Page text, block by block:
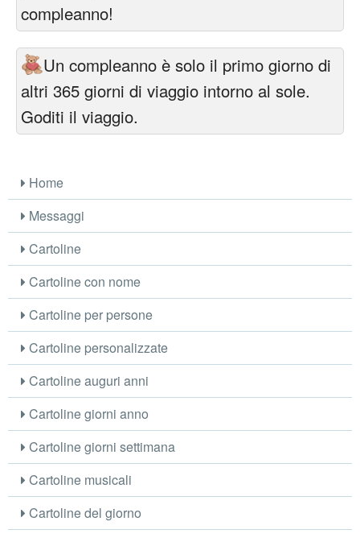
compleanno!
Un compleanno è solo il primo giorno di
altri 365 giorni di viaggio intorno al sole.
Goditi il viaggio.
Home
Messaggi
Cartoline
Cartoline con nome
Cartoline per persone
Cartoline personalizzate
Cartoline auguri anni
Cartoline giorni anno
Cartoline giorni settimana
Cartoline musicali
Cartoline del giorno